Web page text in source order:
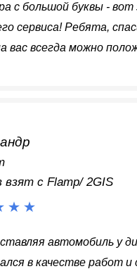
с большой буквы - вот
сервиса! Ребята,
вас всегда можно
с Flamp/ 2GIS
автомобиль у
в качестве работ и